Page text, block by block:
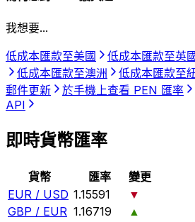
我想要...
低成本匯款至美國
低成本匯款至英
低成本匯款至澳洲
低成本匯款至
郵件更新
於手機上查看 PEN 匯率
API
即時貨幣匯率
貨幣 匯率
變更
EUR / USD 1.15591
▼
GBP / EUR 1.16719
▲